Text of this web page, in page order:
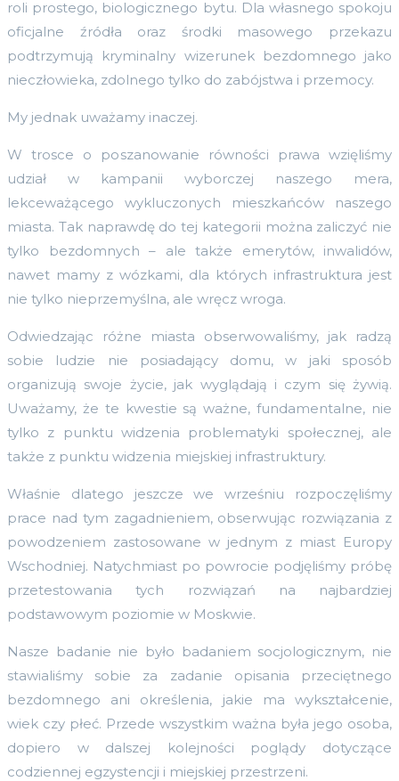
roli prostego, biologicznego bytu. Dla własnego spokoju
oficjalne źródła oraz środki masowego przekazu
podtrzymują kryminalny wizerunek bezdomnego jako
nieczłowieka, zdolnego tylko do zabójstwa i przemocy.
My jednak uważamy inaczej.
W trosce o poszanowanie równości prawa wzięliśmy
udział w kampanii wyborczej naszego mera,
lekceważącego wykluczonych mieszkańców naszego
miasta. Tak naprawdę do tej kategorii można zaliczyć nie
tylko bezdomnych – ale także emerytów, inwalidów,
nawet mamy z wózkami, dla których infrastruktura jest
nie tylko nieprzemyślna, ale wręcz wroga.
Odwiedzając różne miasta obserwowaliśmy, jak radzą
sobie ludzie nie posiadający domu, w jaki sposób
organizują swoje życie, jak wyglądają i czym się żywią.
Uważamy, że te kwestie są ważne, fundamentalne, nie
tylko z punktu widzenia problematyki społecznej, ale
także z punktu widzenia miejskiej infrastruktury.
Właśnie dlatego jeszcze we wrześniu rozpoczęliśmy
prace nad tym zagadnieniem, obserwując rozwiązania z
powodzeniem zastosowane w jednym z miast Europy
Wschodniej. Natychmiast po powrocie podjęliśmy próbę
przetestowania tych rozwiązań na najbardziej
podstawowym poziomie w Moskwie.
Nasze badanie nie było badaniem socjologicznym, nie
stawialiśmy sobie za zadanie opisania przeciętnego
bezdomnego ani określenia, jakie ma wykształcenie,
wiek czy płeć. Przede wszystkim ważna była jego osoba,
dopiero w dalszej kolejności poglądy dotyczące
codziennej egzystencji i miejskiej przestrzeni.